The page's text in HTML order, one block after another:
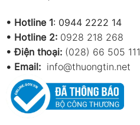
• Hotline 1: 0944 2222 14
• Hotline 2: 0928 218 268
• Điện thoại: (028) 66 505 111
• Email: info@thuongtin.net